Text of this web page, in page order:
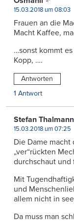
15.03.2018 um 08:03
Frauen an die
Macht Kaffee,
…sonst kommt
Kopp, ….
Antworten
1 Antwort
Stefan Thalmann
15.03.2018 um 07:25
Die Dame
„ver“rückten
durchschaut
Mit
und
allem nicht in
Da muss man